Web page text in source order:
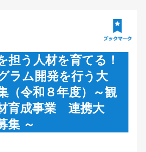
担う人材を育てる！
ラム開発を行う大
（令和８年度）～観
育成事業 連携大
集 ～